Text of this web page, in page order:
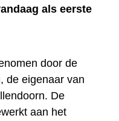
als eerste
door de
de eigenaar van
De
aan het